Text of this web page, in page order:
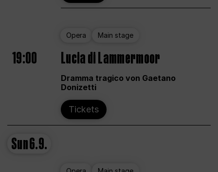
Opera Main stage
19:00 Lucia di Lammermoor
Dramma tragico von Gaetano
Donizetti
Tickets
Sun6.9.